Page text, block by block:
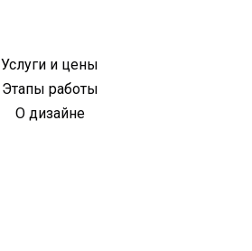
Услуги и цены
Этапы работы
О дизайне